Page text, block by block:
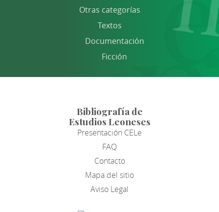
Otras categorías
Textos
Documentación
Ficción
Bibliografía de
Estudios Leoneses
Presentación CELe
FAQ
Contacto
Mapa del sitio
Aviso Legal